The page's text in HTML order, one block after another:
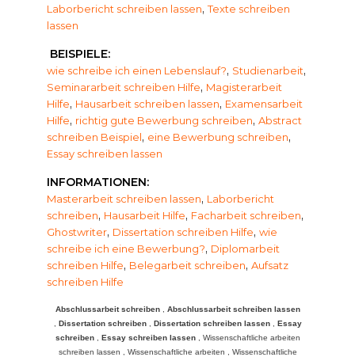
Laborbericht schreiben lassen,Texte schreiben
lassen
BEISPIELE:
wie schreibe ich einen Lebenslauf?, Studienarbeit,
Seminararbeit schreiben Hilfe, Magisterarbeit
Hilfe, Hausarbeit schreiben lassen, Examensarbeit
Hilfe, richtig gute Bewerbung schreiben, Abstract
schreiben Beispiel, eine Bewerbung schreiben,
Essay schreiben lassen
INFORMATIONEN:
Masterarbeit schreiben lassen, Laborbericht
schreiben, Hausarbeit Hilfe, Facharbeit schreiben,
Ghostwriter, Dissertation schreiben Hilfe, wie
schreibe ich eine Bewerbung?, Diplomarbeit
schreiben Hilfe, Belegarbeit schreiben, Aufsatz
schreiben Hilfe
Abschlussarbeit schreiben, Abschlussarbeit schreiben lassen
Dissertation schreiben, Dissertation schreiben lassen, Essay
schreiben, Essay schreiben lassen, Wissenschaftliche arbeiten
schreiben lassen
Wissenschaftliche arbeiten
Wissenschaftliche